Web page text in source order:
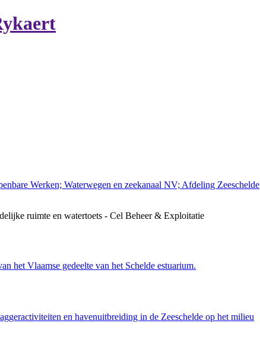
Werken; Waterwegen en zeekanaal NV; Afdeling Zeeschelde
ruimte en watertoets - Cel Beheer & Exploitatie
het Vlaamse gedeelte van het Schelde estuarium.
en havenuitbreiding in de Zeeschelde op het milieu